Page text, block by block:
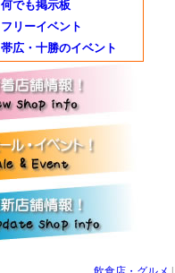
何でも掲示板
フリーイベント
帯広・十勝のイベント